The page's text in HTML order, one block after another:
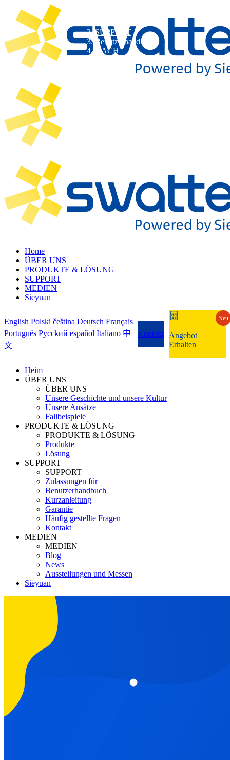
Home
ÜBER UNS
PRODUKTE & LÖSUNG
SUPPORT
MEDIEN
Sieyuan
English Polski čeština Deutsch Français
Português Pycckий español Italiano 中
文
Kontakt
Angebot
Erhalten
Neu
Heim
ÜBER UNS
ÜBER UNS
Unsere Geschichte und unsere Kultur
Unsere Ansätze
Fallbeispiele
PRODUKTE & LÖSUNG
PRODUKTE & LÖSUNG
Produkte
Lösung
SUPPORT
SUPPORT
Zulassungen für
Benutzerhandbuch
Kurzanleitung
Garantie
Häufig gestellte Fragen
Kontakt
MEDIEN
MEDIEN
Blog
News
Ausstellungen und Messen
Sieyuan
SUPPORT
Benutzerhandbuch
DACH